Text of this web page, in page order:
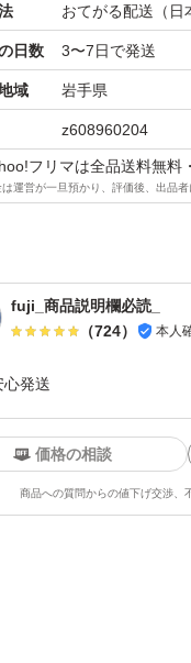
渉やバラ売りは不可と
は最大で7日ほどかか
ださい。
管品のため、状態やロ
をお控えください。
エヌドットシアオイ
ー
おてがる配送（日
日数 3〜7日で発送
域 岩手県
z608960204
フリマは全品送料無料
は運営が一旦預かり、評価後、出品
fuji_商品説明欄必読_
（724） 本人
心発送
価格の相談
商品への質問からの値下げ交渉、